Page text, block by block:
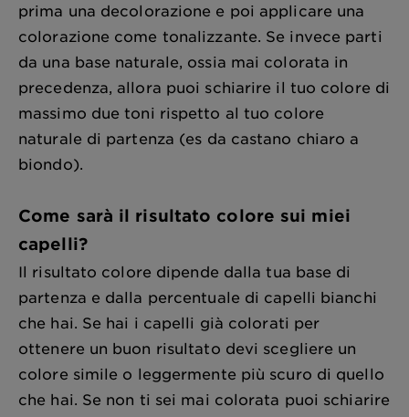
prima una decolorazione e poi applicare una
colorazione come tonalizzante. Se invece parti
da una base naturale, ossia mai colorata in
precedenza, allora puoi schiarire il tuo colore di
massimo due toni rispetto al tuo colore
naturale di partenza (es da castano chiaro a
biondo).
Come sarà il risultato colore sui miei
capelli?
Il risultato colore dipende dalla tua base di
partenza e dalla percentuale di capelli bianchi
che hai. Se hai i capelli già colorati per
ottenere un buon risultato devi scegliere un
colore simile o leggermente più scuro di quello
che hai. Se non ti sei mai colorata puoi schiarire